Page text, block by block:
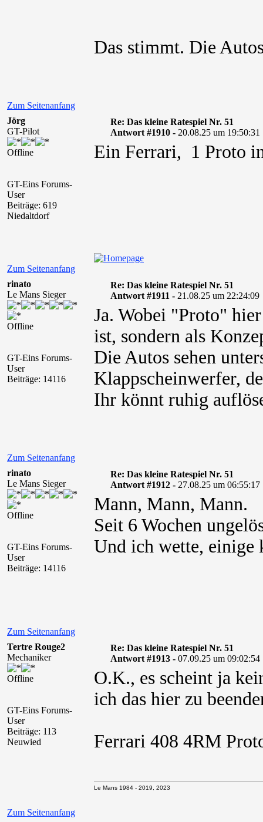
Das stimmt. Die
Zum Seitenanfang
Jörg
GT-Pilot
Offline
GT-Eins Forums-
User
Beiträge: 619
Niedaltdorf
Re: Das kleine Ratespiel Nr. 51
Antwort #1910 - 20.08.25 um 19:50:31
Ein Ferrari, 1 Proto
Zum Seitenanfang
rinato
Le Mans Sieger
Offline
GT-Eins Forums-
User
Beiträge: 14116
Re: Das kleine Ratespiel Nr. 51
Antwort #1911 - 21.08.25 um 22:24:09
Ja. Wobei "Proto"
ist, sondern als
Die Autos sehen
Klappscheinwerfer,
Ihr könnt ruhig
Zum Seitenanfang
rinato
Le Mans Sieger
Offline
GT-Eins Forums-
User
Beiträge: 14116
Re: Das kleine Ratespiel Nr. 51
Antwort #1912 - 27.08.25 um 06:55:17
Mann, Mann, Mann.
Seit 6 Wochen
Und ich wette, einige
Zum Seitenanfang
Tertre Rouge2
Mechaniker
Offline
GT-Eins Forums-
User
Beiträge: 113
Neuwied
Re: Das kleine Ratespiel Nr. 51
Antwort #1913 - 07.09.25 um 09:02:54
O.K., es scheint ja
ich das hier zu
Ferrari 408 4RM
Zum Seitenanfang
Le Mans 1984 - 2019, 2023